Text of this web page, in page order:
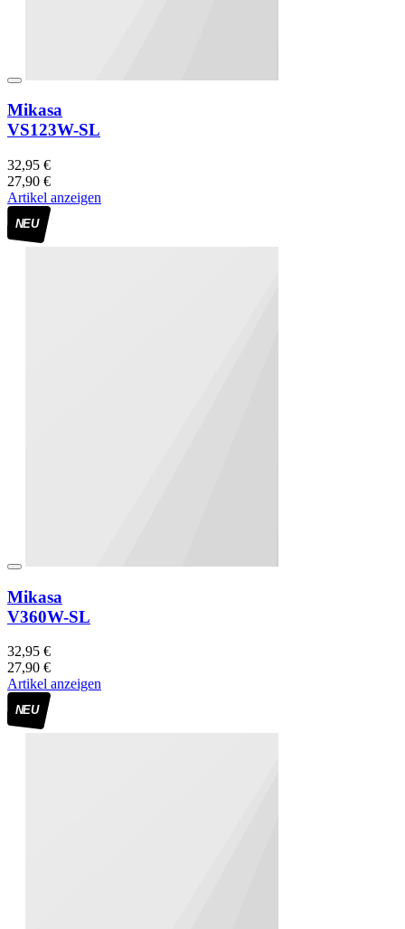
Mikasa
VS123W-SL
32,95 €
27,90 €
Artikel anzeigen
NEU
Mikasa
V360W-SL
32,95 €
27,90 €
Artikel anzeigen
NEU